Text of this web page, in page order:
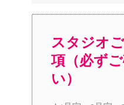
スタジオ
項（必ず
い）